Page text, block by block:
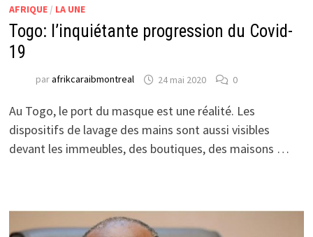
AFRIQUE/ LA UNE
Togo: l’inquiétante progression du Covid-
19
parafrikcaraibmontreal 24 mai 2020 0
Au Togo, le port du masque est une réalité. Les
dispositifs de lavage des mains sont aussi visibles
devant les immeubles, des boutiques, des maisons …